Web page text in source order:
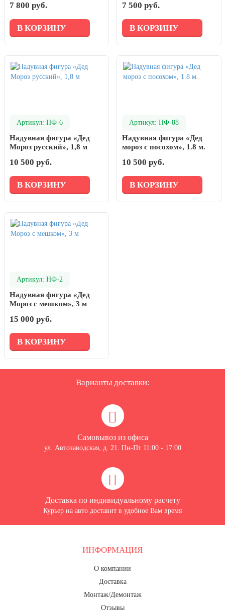
7 800 руб.
В КОРЗИНУ
м.
7 500 руб.
В КОРЗИНУ
Артикул: НФ-6
Надувная фигура «Дед
Мороз русский», 1,8 м
10 500 руб.
В КОРЗИНУ
Артикул: НФ-88
Надувная фигура «Дед
мороз с посохом», 1.8 м.
10 500 руб.
В КОРЗИНУ
Артикул: НФ-2
Надувная фигура «Дед
Мороз с мешком», 3 м
15 000 руб.
В КОРЗИНУ
Варианты доставки:
Самовывоз из офиса
ул. Автозаводская, д. 21. Пн-Пт 11:00 - 17:00
Доставка по индивидуальному расчету
Курьер на авто доставит в удобное Вам время
ИНФОРМАЦИЯ
О компании
Доставка
Монтаж/Демонтаж
Отзывы